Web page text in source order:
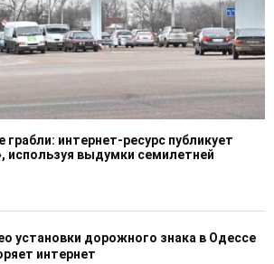
грабли: интернет-ресурс публикует
используя выдумки семилетней
установки дорожного знака в Одессе
интернет